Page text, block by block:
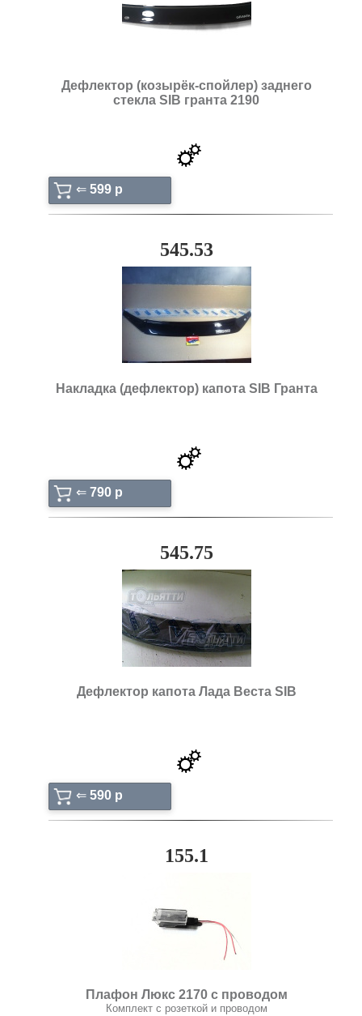
Дефлектор (козырёк-спойлер) заднего
стекла SIB гранта 2190
⇐ 599 p
545.53
Накладка (дефлектор) капота SIB Гранта
⇐ 790 p
545.75
Дефлектор капота Лада Веста SIB
⇐ 590 p
155.1
Плафон Люкс 2170 с проводом
Комплект с розеткой и проводом